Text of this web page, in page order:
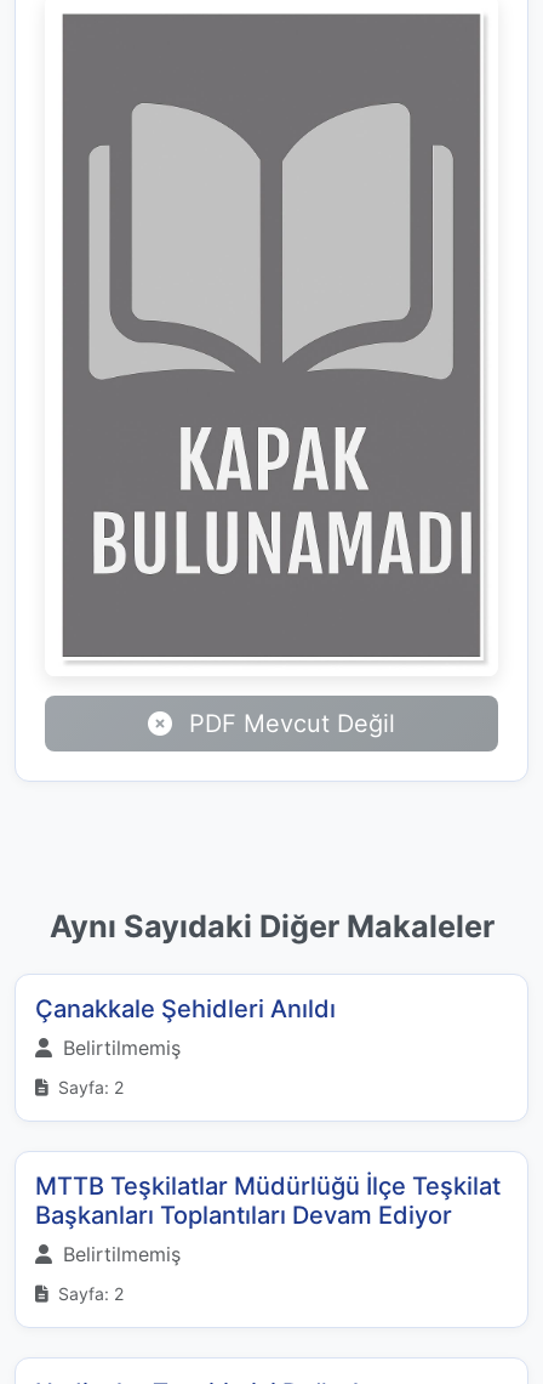
PDF Mevcut Değil
Aynı Sayıdaki Diğer Makaleler
Çanakkale Şehidleri Anıldı
Belirtilmemiş
Sayfa: 2
MTTB Teşkilatlar Müdürlüğü İlçe Teşkilat
Başkanları Toplantıları Devam Ediyor
Belirtilmemiş
Sayfa: 2